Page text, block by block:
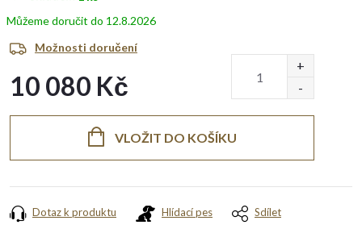
12.8.2026
Možnosti doručení
10 080 Kč
VLOŽIT DO KOŠÍKU
Dotaz k produktu Hlídací pes Sdílet